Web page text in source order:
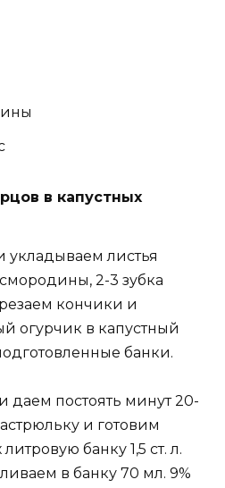
в капустных
укладываем листья
2-3 зубка
кончики и
огурчик в капустный
банки.
даем постоять минут 20-
и готовим
банку 1,5 ст. л.
в банку 70 мл. 9%